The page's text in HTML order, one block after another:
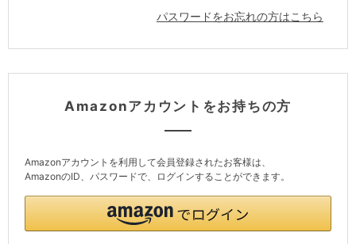
パスワードをお忘れの方はこちら
Amazonアカウントをお持ちの方
Amazonアカウントを利用して会員登録されたお客様は、
AmazonのID、パスワードで、ログインすることができます。